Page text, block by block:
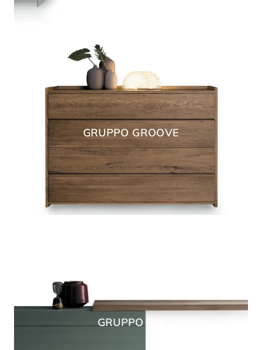
GRUPPO GROOVE
GRUPPO FLY